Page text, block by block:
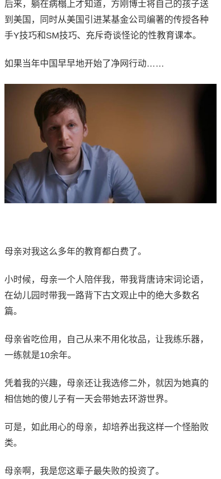
后来，躺在病榻上才知道，方刚博士将自己的孩子送
到美国，同时从美国引进某基金公司编著的传授各种
手Y技巧和SM技巧、充斥奇谈怪论的性教育课本。
如果当年中国早早地开始了净网行动……
母亲对我这么多年的教育都白费了。
小时候，母亲一个人陪伴我，带我背唐诗宋词论语，
在幼儿园时带我一路背下古文观止中的绝大多数名
篇。
母亲省吃俭用，自己从来不用化妆品，让我练乐器，
一练就是10余年。
凭着我的兴趣，母亲还让我选修二外，就因为她真的
相信她的傻儿子有一天会带她去环游世界。
可是，如此用心的母亲，却培养出我这样一个怪胎败
类。
母亲啊，我是您这辈子最失败的投资了。